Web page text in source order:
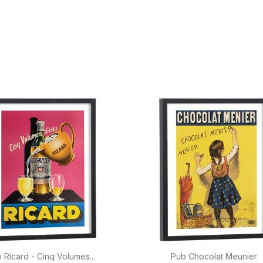
Aperçu rapide
Ricard - Cinq Volumes...
 Aperçu rapide
Pub Chocolat Meunier